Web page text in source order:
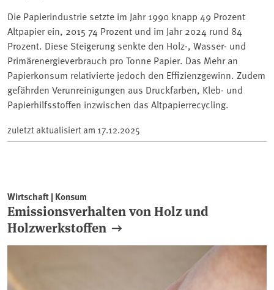
Die Papierindustrie setzte im Jahr 1990 knapp 49 Prozent
Altpapier ein, 2015 74 Prozent und im Jahr 2024 rund 84
Prozent. Diese Steigerung senkte den Holz-, Wasser- und
Primärenergieverbrauch pro Tonne Papier. Das Mehr an
Papierkonsum relativierte jedoch den Effizienzgewinn. Zudem
gefährden Verunreinigungen aus Druckfarben, Kleb- und
Papierhilfsstoffen inzwischen das Altpapierrecycling.
zuletzt aktualisiert am 17.12.2025
Wirtschaft | Konsum
Emissionsverhalten von Holz und
Holzwerkstoffen